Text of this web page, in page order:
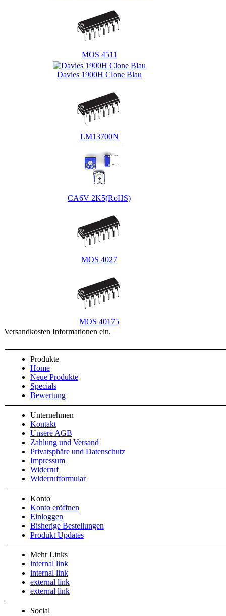
MOS 4511
Davies 1900H Clone Blau
LM13700N
CA6V 2K5(RoHS)
MOS 4027
MOS 40175
Versandkosten Informationen ein.
Produkte
Home
Neue Produkte
Specials
Bewertung
Unternehmen
Kontakt
Unsere AGB
Zahlung und Versand
Privatsphäre und Datenschutz
Impressum
Widerruf
Widerrufformular
Konto
Konto eröffnen
Einloggen
Bisherige Bestellungen
Produkt Updates
Mehr Links
internal link
internal link
external link
external link
Social